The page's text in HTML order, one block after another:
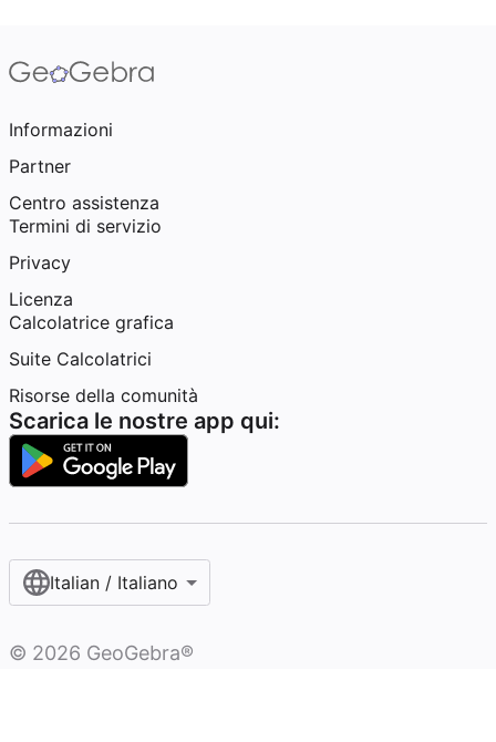
Informazioni
Partner
Centro assistenza
Termini di servizio
Privacy
Licenza
Calcolatrice grafica
Suite Calcolatrici
Risorse della comunità
Scarica le nostre app qui:
Italian / Italiano‎
© 2026 GeoGebra®